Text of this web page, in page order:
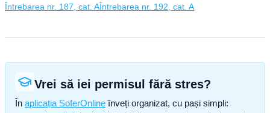
Întrebarea nr. 187, cat. AÎntrebarea nr. 192, cat. A
Vrei să iei permisul fără stres?
În aplicația SoferOnline înveți organizat, cu pași simpli: